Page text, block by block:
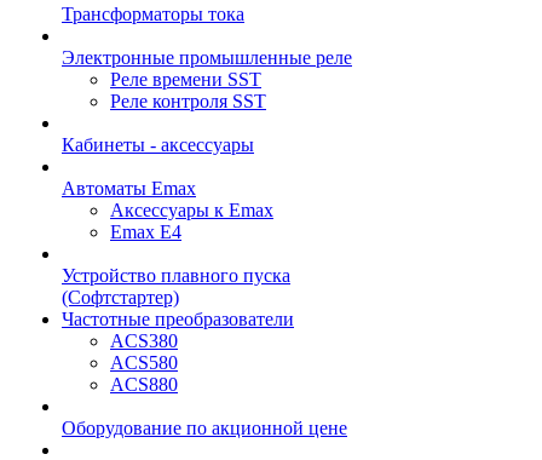
Трансформаторы тока
Электронные промышленные реле
Реле времени SST
Реле контроля SST
Кабинеты - аксессуары
Автоматы Emax
Аксессуары к Emax
Emax E4
Устройство плавного пуска
(Софтстартер)
Частотные преобразователи
ACS380
ACS580
ACS880
Оборудование по акционной цене